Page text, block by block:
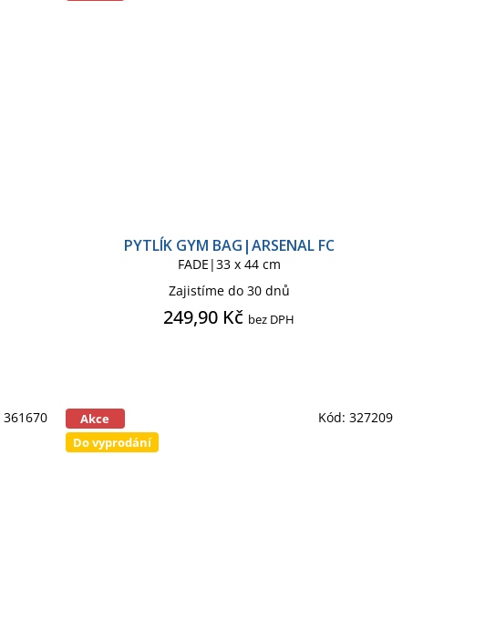
PYTLÍK GYM BAG|ARSENAL FC
FADE|33 x 44 cm
Zajistíme do 30 dnů
249,90 Kč bez DPH
361670
Akce
Do vyprodání
Kód: 327209